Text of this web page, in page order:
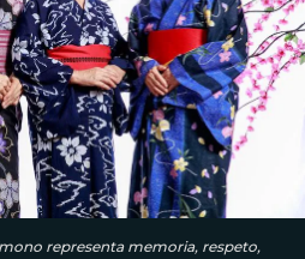
representa memoria, respeto,